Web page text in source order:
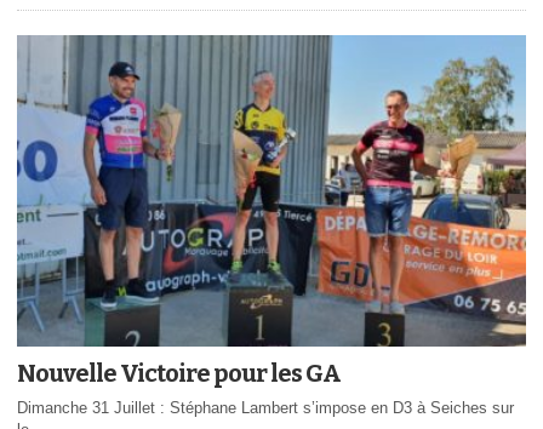
Nouvelle Victoire pour les GA
Dimanche 31 Juillet : Stéphane Lambert s’impose en D3 à Seiches sur